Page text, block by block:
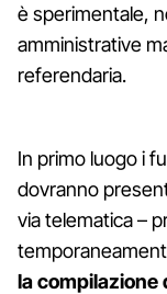
è sperimentale,
amministrative
referendaria.
In primo luogo i
dovranno
via telematica –
la compilazione